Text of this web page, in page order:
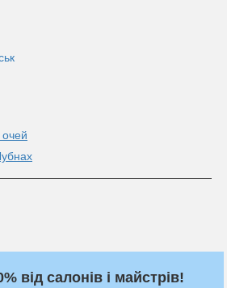
очей
від салонів і майстрів!